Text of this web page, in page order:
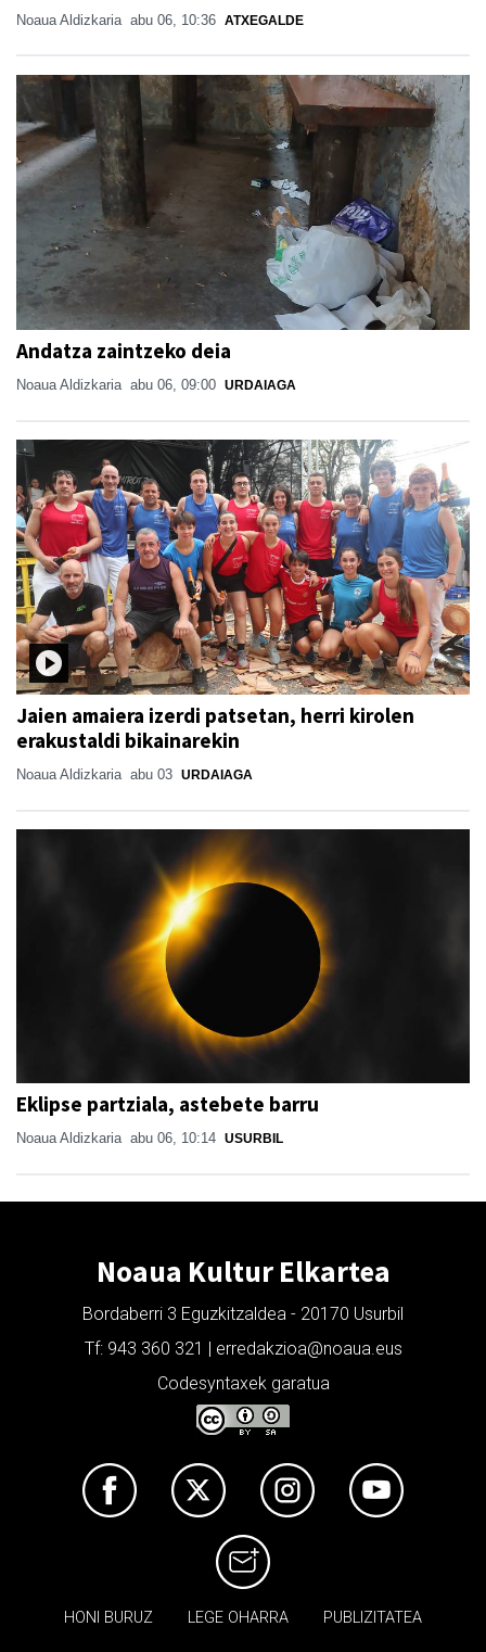
Noaua Aldizkaria abu 06, 10:36 ATXEGALDE
Andatza zaintzeko deia
Noaua Aldizkaria abu 06, 09:00 URDAIAGA
Jaien amaiera izerdi patsetan, herri kirolen
erakustaldi bikainarekin
Noaua Aldizkaria abu 03 URDAIAGA
Eklipse partziala, astebete barru
Noaua Aldizkaria abu 06, 10:14 USURBIL
Noaua Kultur Elkartea
Bordaberri 3 Eguzkitzaldea - 20170 Usurbil
Tf: 943 360 321 | erredakzioa@noaua.eus
Codesyntaxek garatua
HONI BURUZ LEGE OHARRA PUBLIZITATEA